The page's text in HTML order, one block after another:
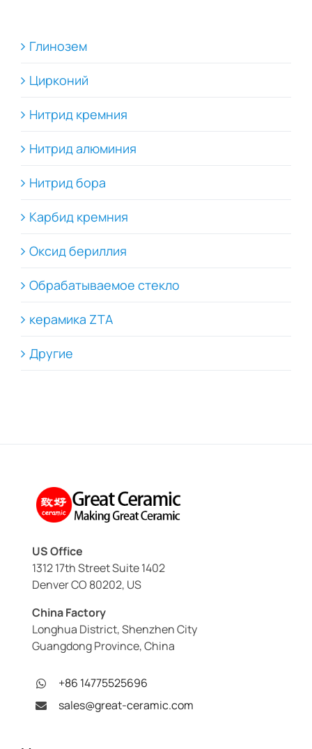
Глинозем
Цирконий
Нитрид кремния
Нитрид алюминия
Нитрид бора
Карбид кремния
Оксид бериллия
Обрабатываемое стекло
керамика ZTA
Другие
US Office
1312 17th Street Suite 1402
Denver CO 80202, US
China Factory
Longhua District, Shenzhen City
Guangdong Province, China
+86 14775525696
sales@great-ceramic.com